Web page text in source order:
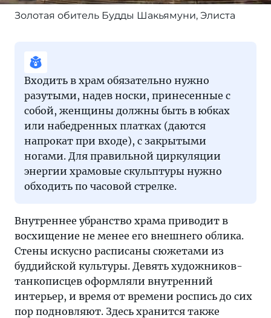
Золотая обитель Будды Шакьямуни, Элиста
Входить в храм обязательно нужно
разутыми, надев носки, принесенные с
собой, женщины должны быть в юбках
или набедренных платках (даются
напрокат при входе), с закрытыми
ногами. Для правильной циркуляции
энергии храмовые скульптуры нужно
обходить по часовой стрелке.
Внутреннее убранство храма приводит в
восхищение не менее его внешнего облика.
Стены искусно расписаны сюжетами из
буддийской культуры. Девять художников-
танкописцев оформляли внутренний
интерьер, и время от времени роспись до сих
пор подновляют. Здесь хранится также